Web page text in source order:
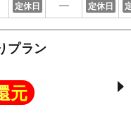
定休日 定休日
プラン
元